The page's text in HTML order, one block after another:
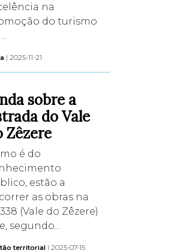
na
do turismo
| 2025-11-21
sobre a
do Vale
Zêzere
é do
estão a
as obras na
(Vale do Zêzere)
segundo...
territorial | 2025-07-15